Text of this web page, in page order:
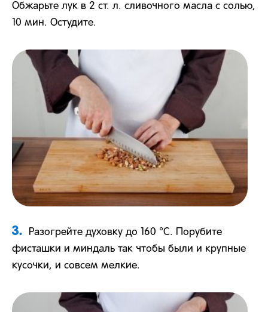
Обжарьте лук в 2 ст. л. сливочного масла с солью,
10 мин. Остудите.
3.
Разогрейте духовку до 160 °С. Порубите
фисташки и миндаль так чтобы были и крупные
кусочки, и совсем мелкие.